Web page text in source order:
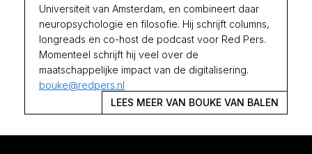
Universiteit van Amsterdam, en combineert daar
neuropsychologie en filosofie. Hij schrijft columns,
longreads en co-host de podcast voor Red Pers.
Momenteel schrijft hij veel over de
maatschappelijke impact van de digitalisering.
bouke@redpers.nl
LEES MEER VAN BOUKE VAN BALEN